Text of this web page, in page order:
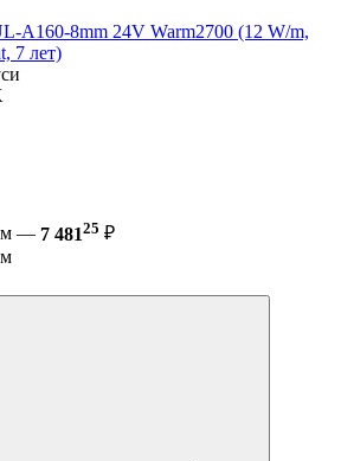
A160-8mm 24V Warm2700 (12 W/m,
7 лет)
м — 7 48125 ₽